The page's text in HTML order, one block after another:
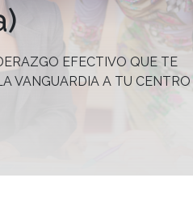
EFECTIVO QUE TE
VANGUARDIA A TU CENTRO